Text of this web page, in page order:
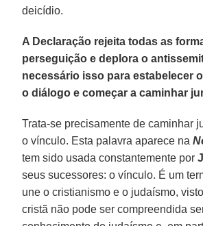
deicídio.
A Declaração rejeita todas as
perseguição e deplora o
necessário isso para estabelecer
o diálogo e começar a caminhar
Trata-se precisamente de caminhar
o vínculo. Esta palavra aparece na
tem sido usada constantemente por
seus sucessores: o vínculo. É um
une o cristianismo e o judaísmo,
cristã não pode ser compreendida